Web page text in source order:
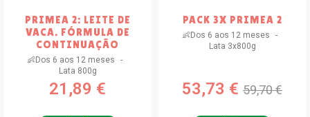
PRIMEA 2: LEITE DE
VACA. FÓRMULA DE
CONTINUAÇÃO
👶Dos 6 aos 12 meses
Lata 800g
21,89 €
PACK 3X PRIMEA 2
👶Dos 6 aos 12 meses
Lata 3x800g
53,73 €59,70 €